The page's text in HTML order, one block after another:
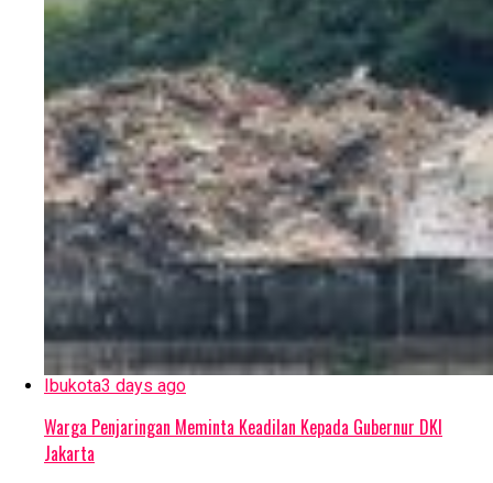
Ibukota3 days ago
Warga Penjaringan Meminta Keadilan Kepada Gubernur DKI
Jakarta